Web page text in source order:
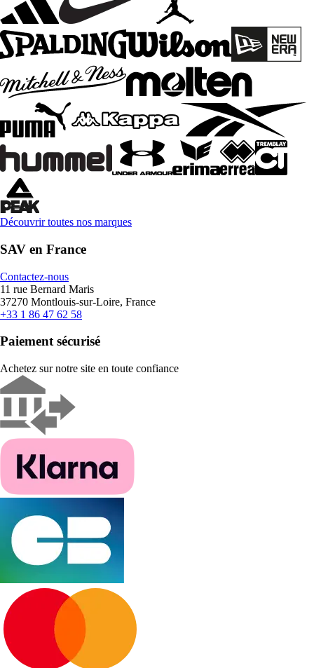
Découvrir toutes nos marques
SAV en France
Contactez-nous
11 rue Bernard Maris
37270 Montlouis-sur-Loire, France
+33 1 86 47 62 58
Paiement sécurisé
Achetez sur notre site en toute confiance